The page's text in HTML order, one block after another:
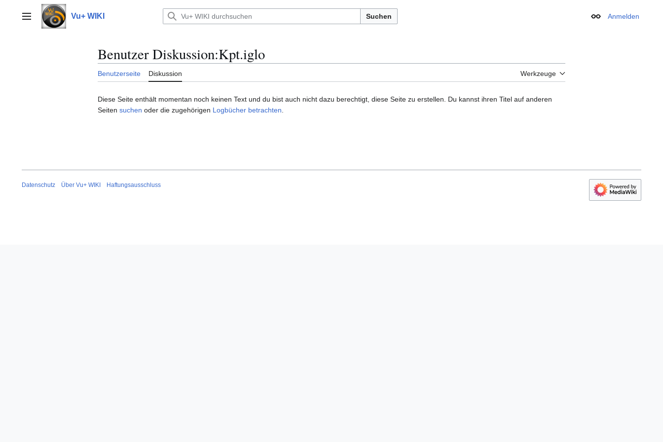
springenHauptmenü Vu+ WIKI Suchen Erscheinungsbild
Anmelden
Benutzer Diskussion:Kpt.iglo
Benutzerseite Diskussion Werkzeuge
Diese Seite enthält momentan noch keinen Text und du bist auch nicht dazu berechtigt, diese Seite zu erstellen. Du kannst ihren Titel auf anderen
Seiten suchen oder die zugehörigen Logbücher betrachten
Datenschutz Über Vu+ WIKI Haftungsausschluss